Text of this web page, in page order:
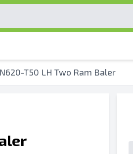
T50 LH Two Ram Baler